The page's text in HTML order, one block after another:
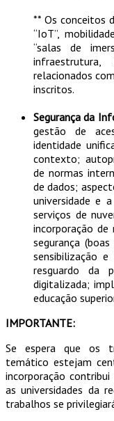
** Os conceitos
“IoT”,
“salas de
relacionados
inscritos.
Segurança da
gestão de
identidade
contexto;
de normas
de dados;
universidade e
serviços de
incorporação
segurança
sensibilização
resguardo da
digitalizada;
educação
IMPORTANTE:
Se espera que os
temático estejam
incorporação
as universidades da
trabalhos se